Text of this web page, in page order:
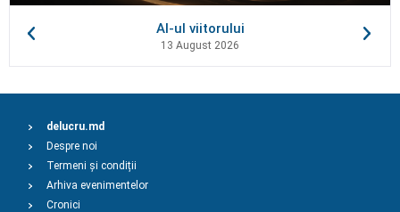
AI-ul viitorului
13 August 2026
delucru.md
Despre noi
Termeni și condiții
Arhiva evenimentelor
Cronici